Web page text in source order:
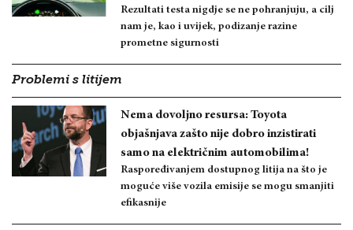
Rezultati testa nigdje se ne pohranjuju, a cilj
nam je, kao i uvijek, podizanje razine
prometne sigurnosti
Problemi s litijem
Nema dovoljno resursa: Toyota
objašnjava zašto nije dobro inzistirati
samo na električnim automobilima!
Raspoređivanjem dostupnog litija na što je
moguće više vozila emisije se mogu smanjiti
efikasnije